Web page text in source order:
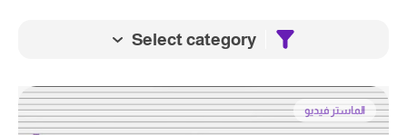
Select category
الماستر فيديو